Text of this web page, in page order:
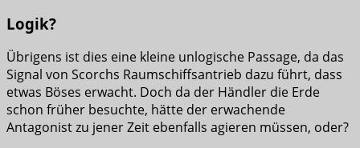
Logik?
Übrigens ist dies eine kleine unlogische Passage, da das
Signal von Scorchs Raumschiffsantrieb dazu führt, dass
etwas Böses erwacht. Doch da der Händler die Erde
schon früher besuchte, hätte der erwachende
Antagonist zu jener Zeit ebenfalls agieren müssen, oder?